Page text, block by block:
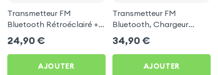
Transmetteur FM
Bluetooth Rétroéclairé +
Chargeur Voiture USB C
et USB - XO
24,90 €
AJOUTER
Transmetteur FM
Bluetooth, Chargeur
Allume-cigare, Muvit pour
Honor 200 Lite
34,90 €
AJOUTER